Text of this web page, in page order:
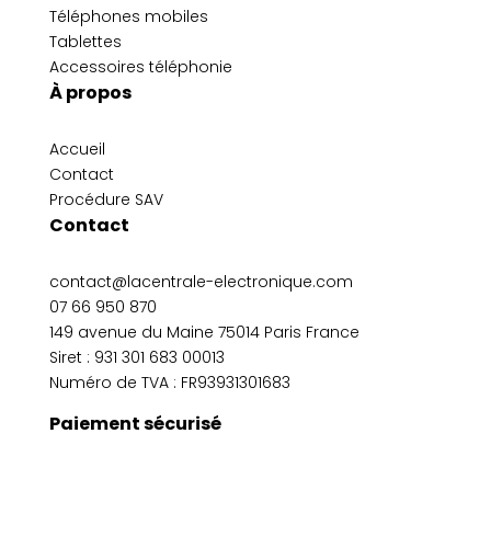
Téléphones mobiles
Tablettes
Accessoires téléphonie
À propos
Accueil
Contact
Procédure SAV
Contact
contact@lacentrale-electronique.com
07 66 950 870
149 avenue du Maine 75014 Paris France
Siret : 931 301 683 00013
Numéro de TVA : FR93931301683
Paiement sécurisé